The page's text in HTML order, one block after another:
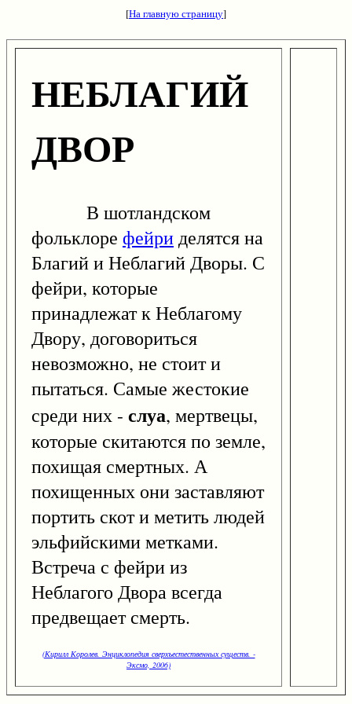
[На главную страницу]
НЕБЛАГИЙ
ДВОР
В шотландском
фольклоре фейриделятся на
Благий и Неблагий Дворы. С
фейри, которые
принадлежат к Неблагому
Двору, договориться
невозможно, не стоит и
пытаться. Самые жестокие
среди них - слуа, мертвецы,
которые скитаются по земле,
похищая смертных. А
похищенных они заставляют
портить скот и метить людей
эльфийскими метками.
Встреча с фейри из
Неблагого Двора всегда
предвещает смерть.
(Кирилл Королев. Энциклопедия сверхъестественных существ. -
Эксмо, 2006)